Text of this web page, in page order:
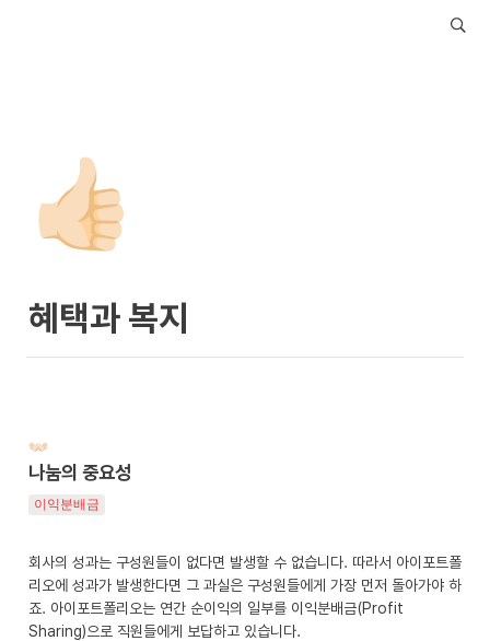
👍🏻
혜택과 복지
나눔의 중요성
이익분배금
회사의 성과는 구성원들이 없다면 발생할 수 없습니다. 따라서 아이포트폴
리오에 성과가 발생한다면 그 과실은 구성원들에게 가장 먼저 돌아가야 하
죠. 아이포트폴리오는 연간 순이익의 일부를 이익분배금(Profit
Sharing)으로 직원들에게 보답하고 있습니다.